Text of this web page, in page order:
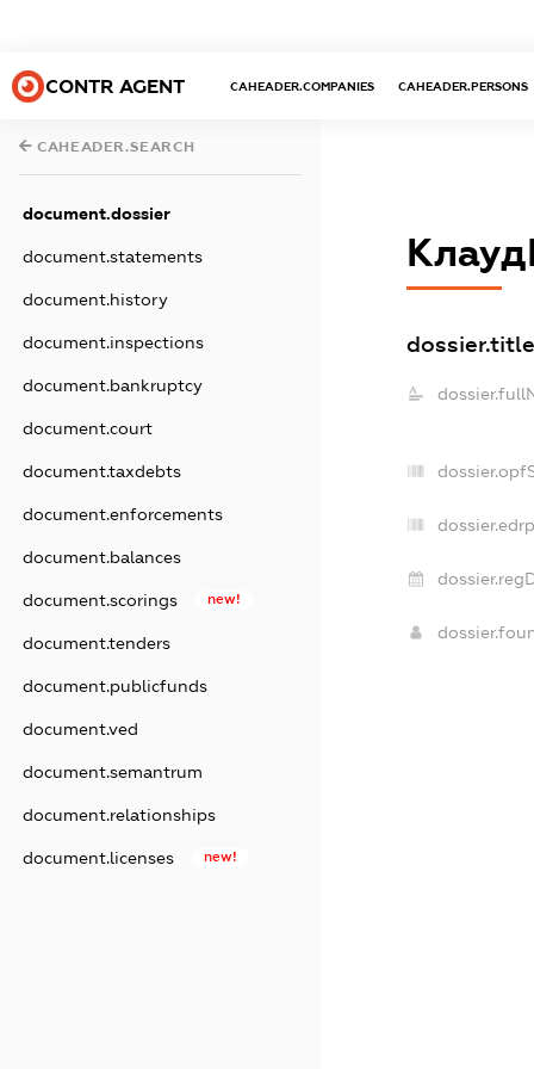
CONTR AGENT CAHEADER.COMPANIES CAHEADER.PERSONS
CAHEADER.SEARCH
document.dossier
document.statements
document.history
document.inspections
document.bankruptcy
document.court
document.taxdebts
document.enforcements
document.balances
document.scorings new!
document.tenders
document.publicfunds
document.ved
document.semantrum
document.relationships
document.licenses new!
dossier.title